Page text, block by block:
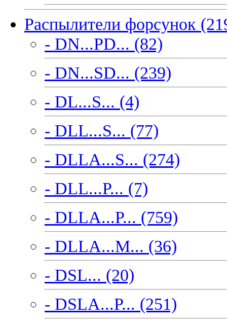
Распылители форсунок
- DN...PD... (82)
- DN...SD... (239)
- DL...S... (4)
- DLL...S... (77)
- DLLA...S... (274)
- DLL...P... (7)
- DLLA...P... (759)
- DLLA...M... (36)
- DSL... (20)
- DSLA...P... (251)